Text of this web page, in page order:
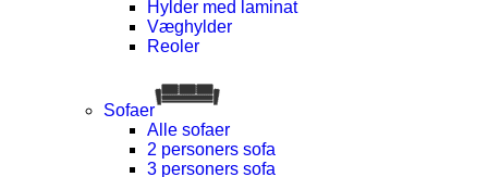
Hylder med laminat
Væghylder
Reoler
Sofaer
Alle sofaer
2 personers sofa
3 personers sofa